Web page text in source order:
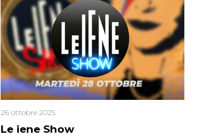
Le iene Show
26 ottobre 2025